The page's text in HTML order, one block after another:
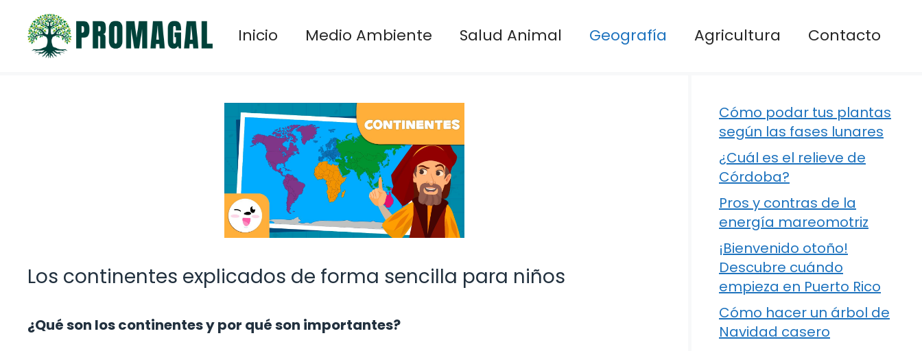
contenido
Inicio Medio Ambiente Salud Animal Geografía Agricultura Contacto
Los continentes explicados de forma sencilla para niños
¿Qué son los continentes y por qué son importantes?
Cómo podar tus plantas
según las fases lunares
¿Cuál es el relieve de
Córdoba?
Pros y contras de la
energía mareomotriz
¡Bienvenido otoño!
Descubre cuándo
empieza en Puerto Rico
Cómo hacer un árbol de
Navidad casero